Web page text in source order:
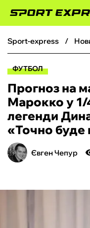
ФУТБОЛ
БОКС
ХОКЕЙ
ТЕНІС
КІБЕРСПОРТ
sport-express
ФУТБОЛ
Прогноз на
Марокко у 1/
легенди
«‎Точно буде
Євген Чепур